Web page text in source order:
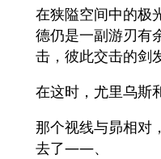
在狭隘空间中的极
德仍是一副游刃有
击，彼此交击的剑
在这时，尤里乌斯
那个视线与昴相对
去了――、